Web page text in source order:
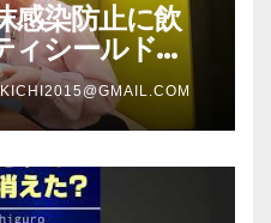
感染防止に飲
ィシールド
）ＦＢＣ福井
紹介映像